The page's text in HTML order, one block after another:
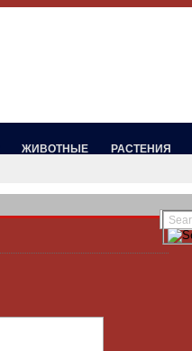
ЖИВОТНЫЕ РАСТЕНИЯ